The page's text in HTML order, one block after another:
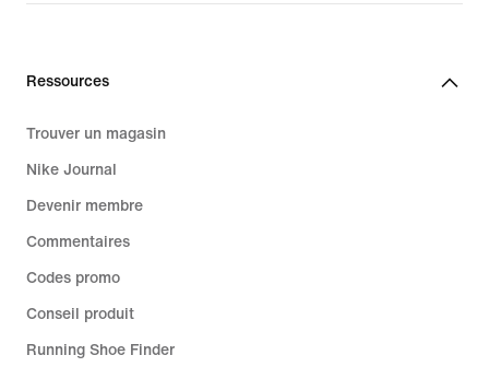
Ressources
Trouver un magasin
Nike Journal
Devenir membre
Commentaires
Codes promo
Conseil produit
Running Shoe Finder